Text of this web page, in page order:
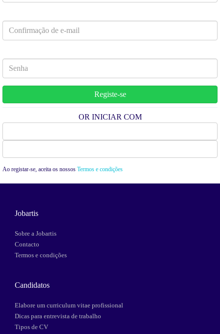
OR INICIAR COM
Ao registar-se, aceita os nossos Termos e condições
Jobartis
Sobre a Jobartis
Contacto
Termos e condições
Candidatos
Elabore um curriculum vitae profissional
Dicas para entrevista de trabalho
Tipos de CV